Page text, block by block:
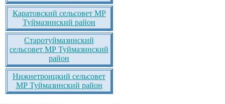
Каратовский сельсовет МР
Туймазинский район
Старотуймазинский
сельсовет МР Туймазинский
район
Нижнетроицкий сельсовет
МР Туймазинский район